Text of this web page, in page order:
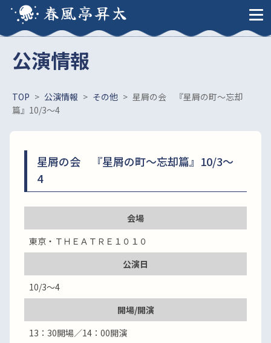
春風亭昇太
公演情報
TOP > 公演情報 > その他 > 星屑の会 『星屑の町～忘却
篇』10/3～4
星屑の会 『星屑の町～忘却篇』10/3～
4
会場
東京・ＴＨＥＡＴＲＥ１０１０
公演日
10/3～4
開場/開演
13：30開場／14：00開演